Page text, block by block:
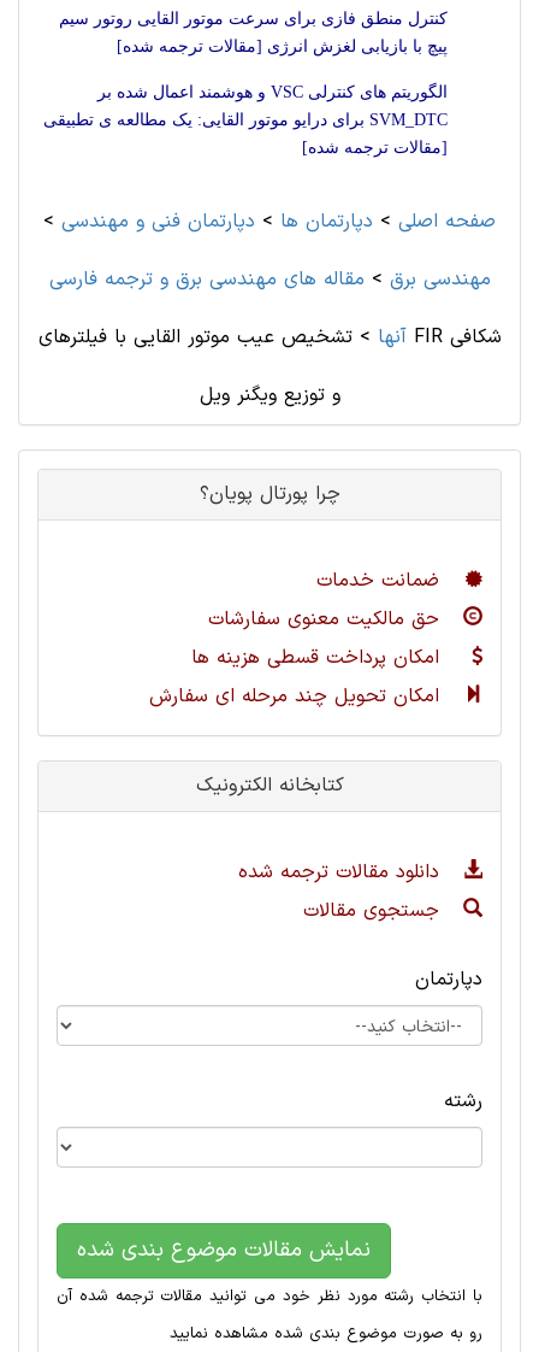
کنترل منطق فازی برای سرعت موتور القایی روتور سیم
پیچ با بازیابی لغزش انرژی [مقالات ترجمه شده]
الگوریتم های کنترلی VSC و هوشمند اعمال شده بر
SVM_DTC برای درایو موتور القایی: یک مطالعه ی تطبیقی
[مقالات ترجمه شده]
صفحه اصلی > دپارتمان ها > دپارتمان فنی و مهندسی >
مهندسی برق > مقاله های مهندسی برق و ترجمه فارسی
آنها >تشخیص عیب موتور القایی با فیلترهای FIR شکافی
و توزیع ویگنر ویل
چرا پورتال پویان؟
ضمانت خدمات
حق مالکیت معنوی سفارشات
امکان پرداخت قسطی هزینه ها
امکان تحویل چند مرحله ای سفارش
کتابخانه الکترونیک
دانلود مقالات ترجمه شده
جستجوی مقالات
دپارتمان
رشته
نمایش مقالات موضوع بندی شده
با انتخاب رشته مورد نظر خود می توانید مقالات ترجمه شده آن
رو به صورت موضوع بندی شده مشاهده نمایید